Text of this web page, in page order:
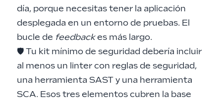
día, porque necesitas tener la aplicación
desplegada en un entorno de pruebas. El
bucle de feedbackes más largo.
🛡️ Tu kit mínimo de seguridad debería incluir
al menos un linter con reglas de seguridad,
una herramienta SAST y una herramienta
SCA. Esos tres elementos cubren la base